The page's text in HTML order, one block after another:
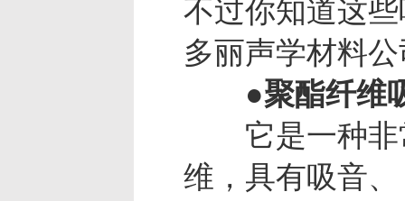
不过你知道这
多丽声学材料
●聚酯纤维
它是一种非常
维，具有吸音